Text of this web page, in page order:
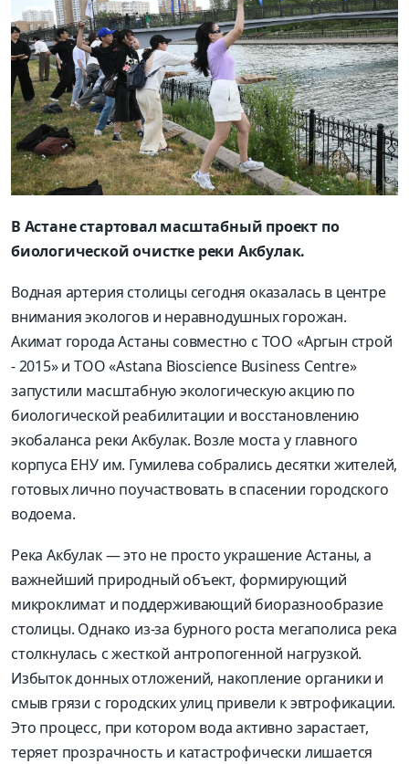
В Астане стартовал масштабный проект по
биологической очистке реки Акбулак.
Водная артерия столицы сегодня оказалась в центре
внимания экологов и неравнодушных горожан.
Акимат города Астаны совместно с ТОО «Аргын строй
- 2015» и ТОО «Astana Bioscience Business Centre»
запустили масштабную экологическую акцию по
биологической реабилитации и восстановлению
экобаланса реки Акбулак. Возле моста у главного
корпуса ЕНУ им. Гумилева собрались десятки жителей,
готовых лично поучаствовать в спасении городского
водоема.
Река Акбулак — это не просто украшение Астаны, а
важнейший природный объект, формирующий
микроклимат и поддерживающий биоразнообразие
столицы. Однако из-за бурного роста мегаполиса река
столкнулась с жесткой антропогенной нагрузкой.
Избыток донных отложений, накопление органики и
смыв грязи с городских улиц привели к эвтрофикации.
Это процесс, при котором вода активно зарастает,
теряет прозрачность и катастрофически лишается